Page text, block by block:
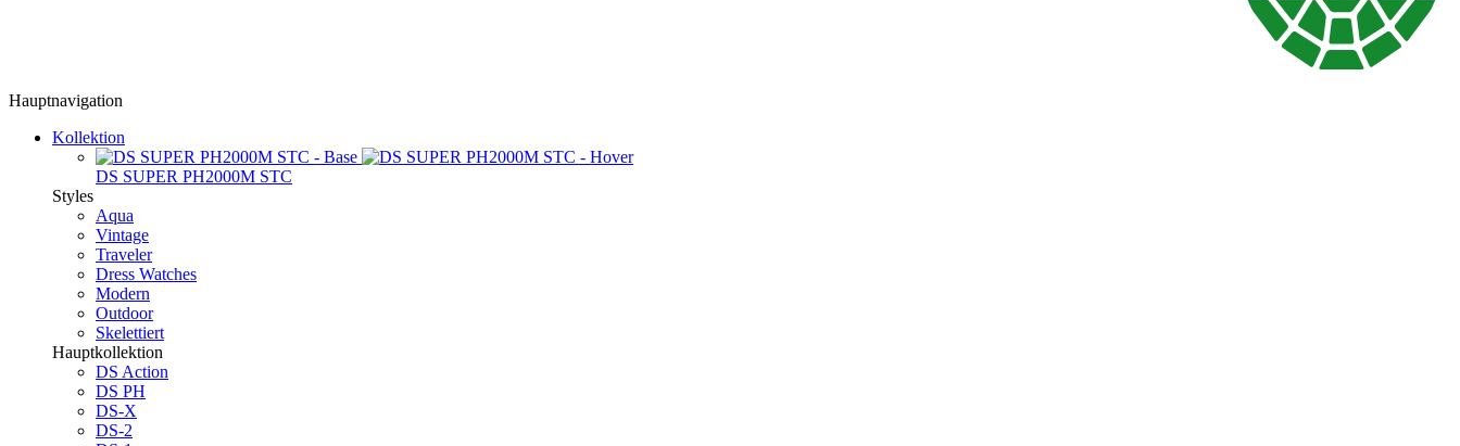
Hauptnavigation
Kollektion
DS SUPER PH2000M STC
Styles
Aqua
Vintage
Traveler
Dress Watches
Modern
Outdoor
Skelettiert
Hauptkollektion
DS Action
DS PH
DS-X
DS-2